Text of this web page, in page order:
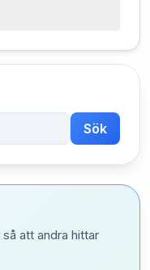
Sök
att andra hittar